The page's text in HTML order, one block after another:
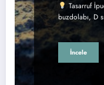
Tasarruf
buzdolabı, D
İncele